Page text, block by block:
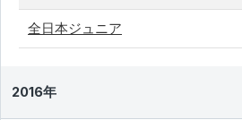
全日本ジュニア
2016年